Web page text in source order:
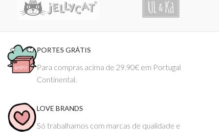
PORTES GRÁTIS
Para compras acima de 29.90€ em Portugal
Continental.
LOVE BRANDS
Só trabalhamos com marcas de qualidade e